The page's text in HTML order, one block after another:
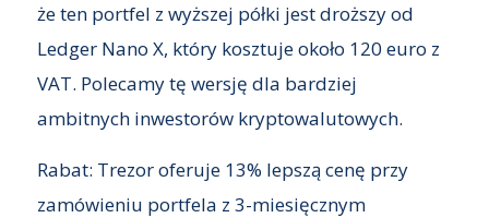
że ten portfel z wyższej półki jest droższy od
Ledger Nano X, który kosztuje około 120 euro z
VAT. Polecamy tę wersję dla bardziej
ambitnych inwestorów kryptowalutowych.
Rabat: Trezor oferuje 13% lepszą cenę przy
zamówieniu portfela z 3-miesięcznym